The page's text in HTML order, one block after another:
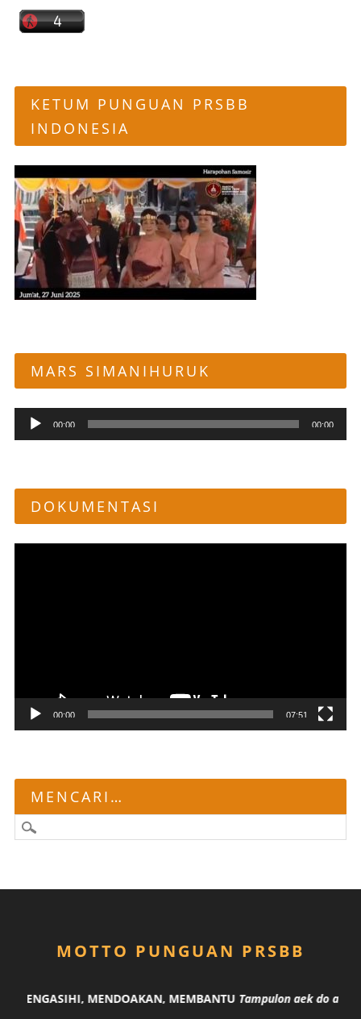
KETUM PUNGUAN PRSBB
INDONESIA
MARS SIMANIHURUK
Pemutar
Audio
00:00 00:00
DOKUMENTASI
00:00 07:51
MENCARI…
MOTTO PUNGUAN PRSBB
MENGASIHI, MENDOAKAN, MEMBANTUTampulon aek do